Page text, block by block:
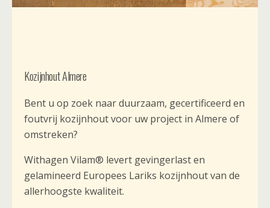
Kozijnhout Almere
Bent u op zoek naar duurzaam, gecertificeerd en
foutvrij kozijnhout voor uw project in Almere of
omstreken?
Withagen Vilam® levert gevingerlast en
gelamineerd Europees Lariks kozijnhout van de
allerhoogste kwaliteit.